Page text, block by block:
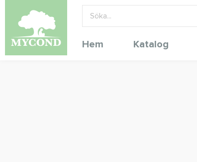
Hem Katalog